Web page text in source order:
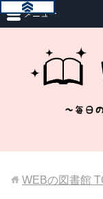
メニュー
WEBの図書館